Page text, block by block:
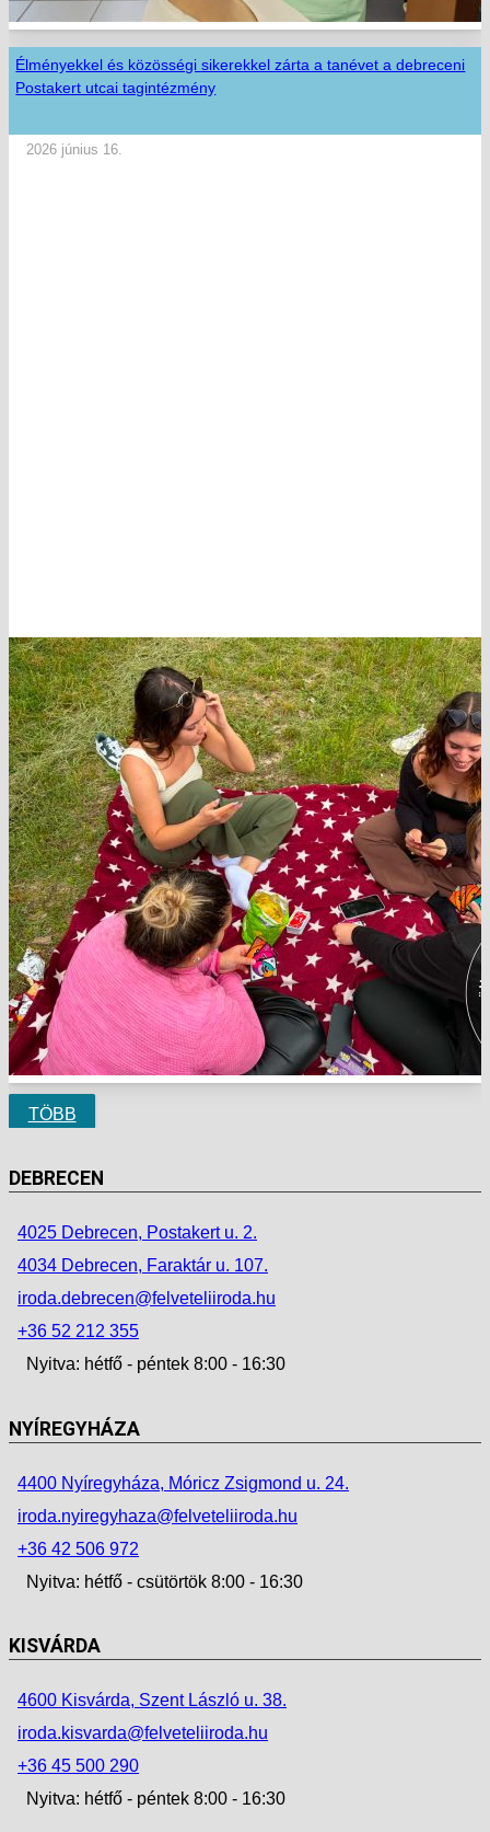
Élményekkel és közösségi sikerekkel zárta a tanévet a debreceni
Postakert utcai tagintézmény
2026 június 16.
TÖBB
DEBRECEN
4025 Debrecen, Postakert u. 2.
4034 Debrecen, Faraktár u. 107.
iroda.debrecen@felveteliiroda.hu
+36 52 212 355
Nyitva: hétfő - péntek 8:00 - 16:30
NYÍREGYHÁZA
4400 Nyíregyháza, Móricz Zsigmond u. 24.
iroda.nyiregyhaza@felveteliiroda.hu
+36 42 506 972
Nyitva: hétfő - csütörtök 8:00 - 16:30
KISVÁRDA
4600 Kisvárda, Szent László u. 38.
iroda.kisvarda@felveteliiroda.hu
+36 45 500 290
Nyitva: hétfő - péntek 8:00 - 16:30